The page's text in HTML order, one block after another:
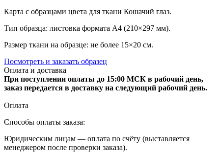
Карта с образцами цвета для ткани Кошачий глаз.
Тип образца: листовка формата А4 (210×297 мм).
Размер ткани на образце: не более 15×20 см.
Посмотреть и заказать образец
Оплата и доставка
При поступлении оплаты до 15:00 МСК в рабочий день,
заказ передается в доставку на следующий рабочий день.
Оплата
Способы оплаты заказа:
Юридическим лицам — оплата по счёту (выставляется
менеджером после проверки заказа).